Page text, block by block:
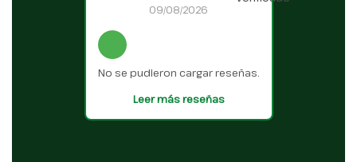
09/08/2026
No se pudieron cargar reseñas.
Leer más reseñas